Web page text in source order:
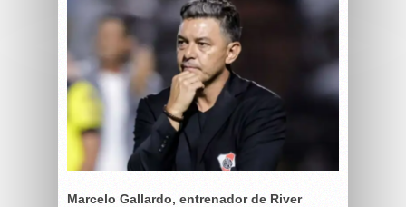
Marcelo Gallardo, entrenador de River